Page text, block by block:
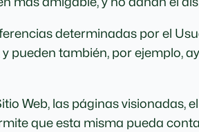
determinadas por el
pueden también, por ejemplo,
Web, las páginas visionadas,
que esta misma pueda